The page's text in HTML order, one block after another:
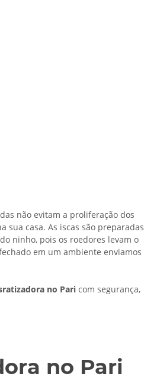
não evitam a proliferação dos
sua casa. As iscas são preparadas
ninho, pois os roedores levam o
em um ambiente enviamos
no Paricom segurança,
no Pari